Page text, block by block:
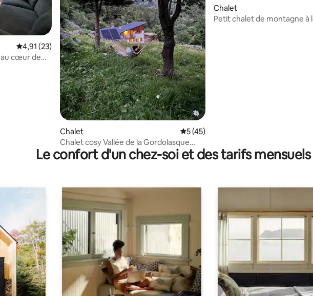
Évaluation moyenne sur la base de 23 commentaires : 4,91 sur 5
4,91 (23)
au cœur de
Chalet Évaluation moyenne sur la base de 45
5 (45)
Chalet cosy Vallée de la Gordolasque
Mercantour
Chalet
Petit chalet de montagne à
Le confort d'un chez-soi et des tarifs